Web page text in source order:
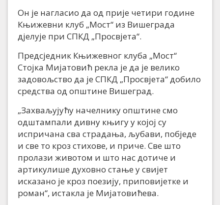
Он је нагласио да од прије четири године
Књижевни клуб „Мост“ из Вишеграда
дјелује при СПКД „Просвјета“.
Предсједник Књижевног клуба „Мост“
Стојка Мијатовић рекла је да је велико
задовољство да је СПКД „Просвјета“ добило
средства од општине Вишеград.
„Захваљујућу начелнику општине смо
одштампали дивну књигу у којој су
испричана сва страдања, љубави, побједе
и све то кроз стихове, и приче. Све што
пролази животом и што нас дотиче и
артикулише духовно стање у свијет
исказано је кроз поезију, приповијетке и
роман“, истакла је Мијатовићева.